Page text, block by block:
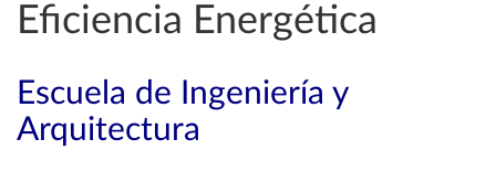
Eficiencia Energética
Escuela de Ingeniería y
Arquitectura